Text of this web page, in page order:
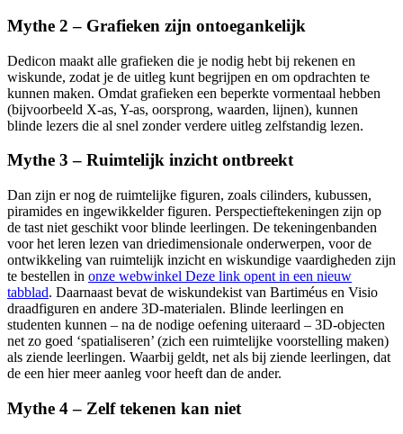
Mythe 2 – Grafieken zijn ontoegankelijk
Dedicon maakt alle grafieken die je nodig hebt bij rekenen en
wiskunde, zodat je de uitleg kunt begrijpen en om opdrachten te
kunnen maken. Omdat grafieken een beperkte vormentaal hebben
(bijvoorbeeld X-as, Y-as, oorsprong, waarden, lijnen), kunnen
blinde lezers die al snel zonder verdere uitleg zelfstandig lezen.
Mythe 3 – Ruimtelijk inzicht ontbreekt
Dan zijn er nog de ruimtelijke figuren, zoals cilinders, kubussen,
piramides en ingewikkelder figuren. Perspectieftekeningen zijn op
de tast niet geschikt voor blinde leerlingen. De tekeningenbanden
voor het leren lezen van driedimensionale onderwerpen, voor de
ontwikkeling van ruimtelijk inzicht en wiskundige vaardigheden zijn
te bestellen in onze webwinkel Deze link opent in een nieuw
tabblad. Daarnaast bevat de wiskundekist van Bartiméus en Visio
draadfiguren en andere 3D-materialen. Blinde leerlingen en
studenten kunnen – na de nodige oefening uiteraard – 3D-objecten
net zo goed ‘spatialiseren’ (zich een ruimtelijke voorstelling maken)
als ziende leerlingen. Waarbij geldt, net als bij ziende leerlingen, dat
de een hier meer aanleg voor heeft dan de ander.
Mythe 4 – Zelf tekenen kan niet